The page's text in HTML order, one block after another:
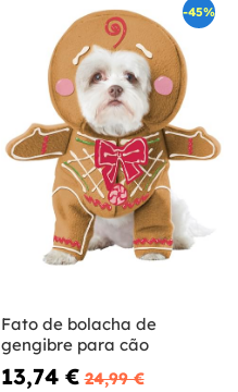
-45%
Fato de bolacha de
gengibre para cão
13,74 € 24,99 €